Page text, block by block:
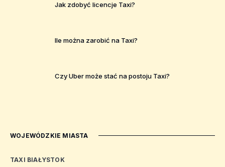
Jak zdobyć licencje Taxi?
Ile można zarobić na Taxi?
Czy Uber może stać na postoju Taxi?
WOJEWÓDZKIE MIASTA
TAXI BIAŁYSTOK